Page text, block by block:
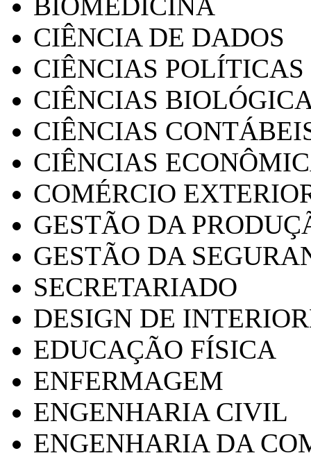
CIÊNCIA DE DADOS
CIÊNCIAS POLÍTICAS
CIÊNCIAS
CIÊNCIAS
CIÊNCIAS
COMÉRCIO
GESTÃO DA
GESTÃO DA
SECRETARIADO
DESIGN DE
EDUCAÇÃO FÍSICA
ENFERMAGEM
ENGENHARIA CIVIL
ENGENHARIA DA